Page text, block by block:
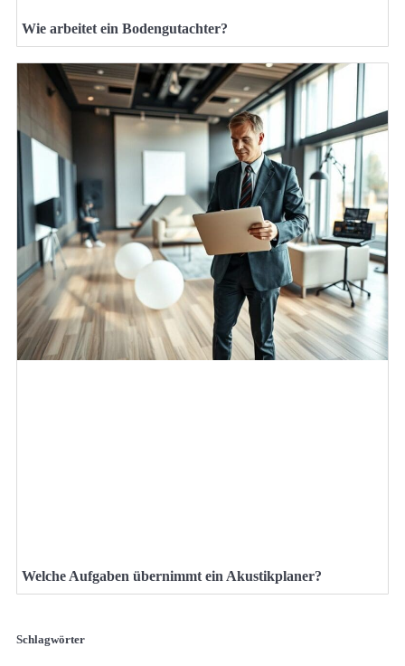
Wie arbeitet ein Bodengutachter?
Welche Aufgaben übernimmt ein Akustikplaner?
Schlagwörter